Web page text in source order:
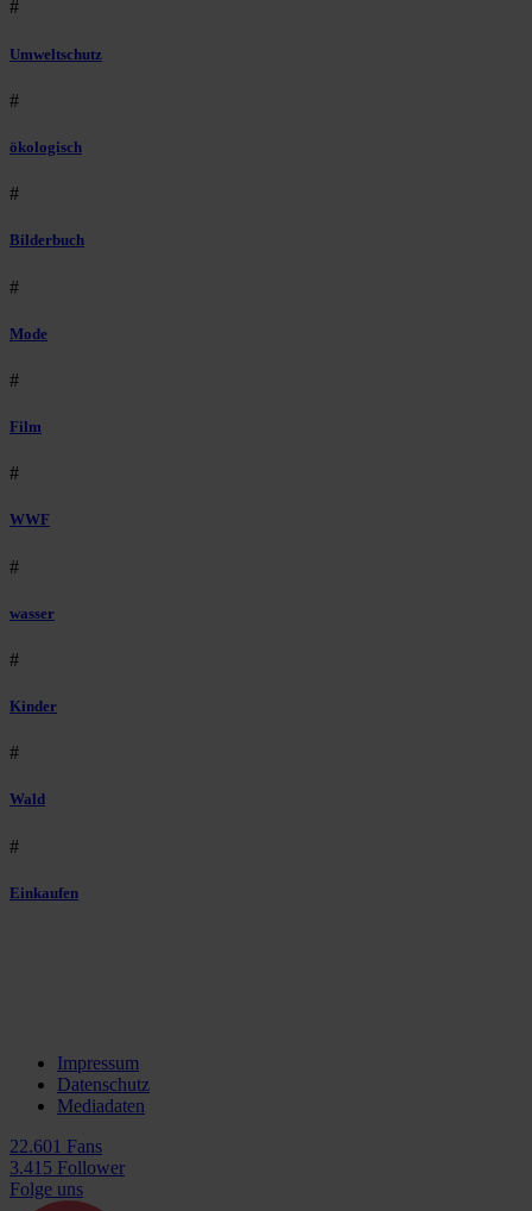
#
Umweltschutz
#
ökologisch
#
Bilderbuch
#
Mode
#
Film
#
WWF
#
wasser
#
Kinder
#
Wald
#
Einkaufen
Impressum
Datenschutz
Mediadaten
22.601 Fans
3.415 Follower
Folge uns